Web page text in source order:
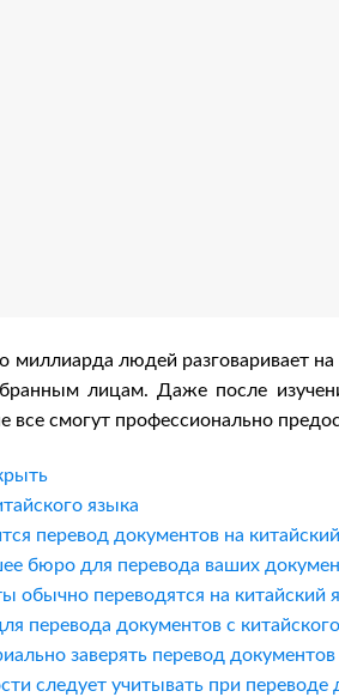
миллиарда людей разговаривает
лицам. Даже после
все смогут профессионально
языка
перевод документов на
бюро для перевода ваших
обычно переводятся на китайский
перевода документов с
заверять перевод документов
следует учитывать при переводе